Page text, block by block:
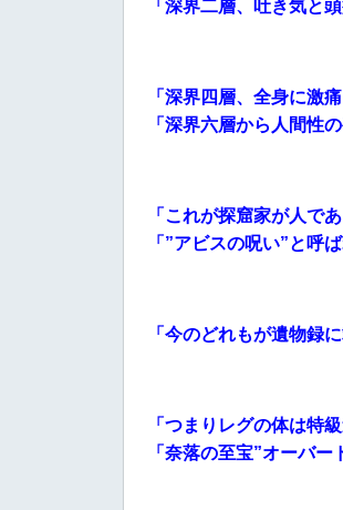
「深界二層、吐き気と
「深界四層、全身に激痛
「深界六層から人間性
「これが探窟家が人で
「”アビスの呪い”と呼
「今のどれもが遺物録
「つまりレグの体は特
「奈落の至宝”オーバー